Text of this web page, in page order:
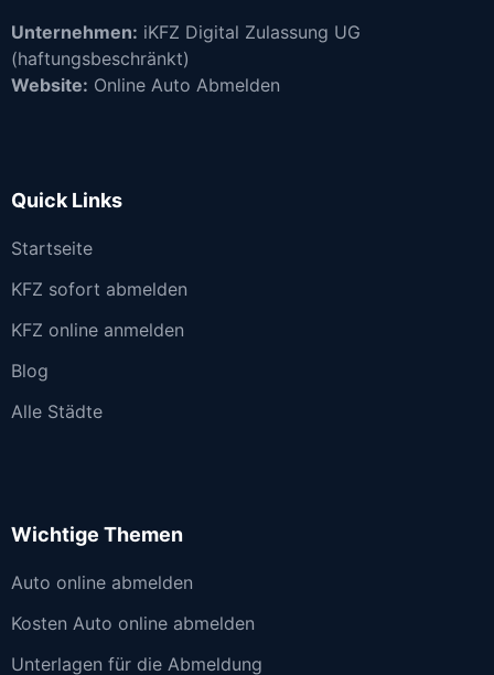
Unternehmen: iKFZ Digital Zulassung UG
(haftungsbeschränkt)
Website: Online Auto Abmelden
Quick Links
Startseite
KFZ sofort abmelden
KFZ online anmelden
Blog
Alle Städte
Wichtige Themen
Auto online abmelden
Kosten Auto online abmelden
Unterlagen für die Abmeldung